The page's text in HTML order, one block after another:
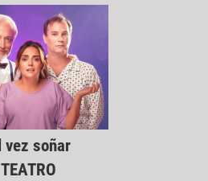
vez soñar
TEATRO